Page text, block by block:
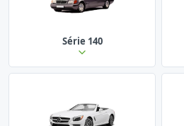
Série 140